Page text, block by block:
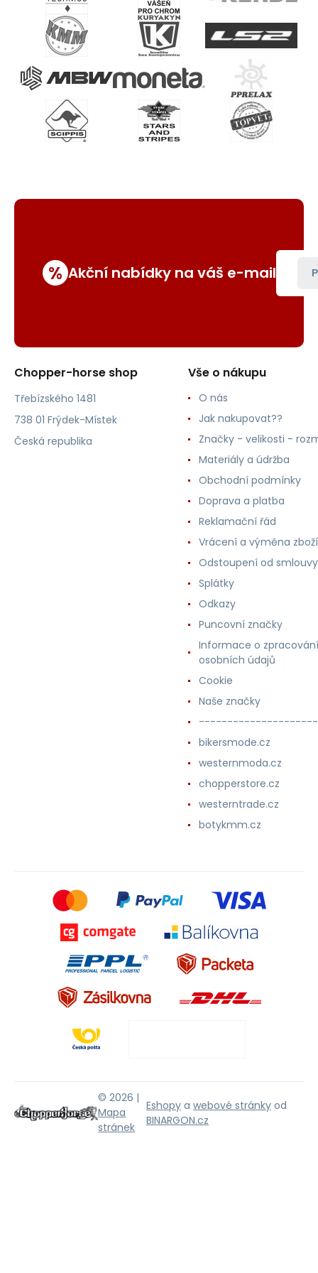
% Akční nabídky na váš e-mail
Chopper-horse shop
Třebízského 1481
738 01 Frýdek-Místek
Česká republika
Vše o nákupu
O nás
Jak nakupovat??
Značky - velikosti -
Materiály a údržba
Obchodní podmínky
Doprava a platba
Reklamační řád
Vrácení a výměna zboží
Odstoupení od smlouvy
Splátky
Odkazy
Puncovní značky
Informace o zpracování
osobních údajů
Cookie
Naše značky
bikersmode.cz
westernmoda.cz
chopperstore.cz
westerntrade.cz
botykmm.cz
© 2026 |
Mapa
stránek
Eshopy a webové stránky od
BINARGON.cz